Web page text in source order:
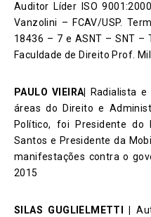
Auditor Líder ISO
Vanzolini – FCAV/USP.
18436 – 7 e ASNT – SNT –
Faculdade de Direito Prof.
PAULO VIEIRA|
Radialista
áreas do Direito e
Político, foi Presidente do
Santos e Presidente da
manifestações contra o
2015
SILAS GUGLIELMETTI |